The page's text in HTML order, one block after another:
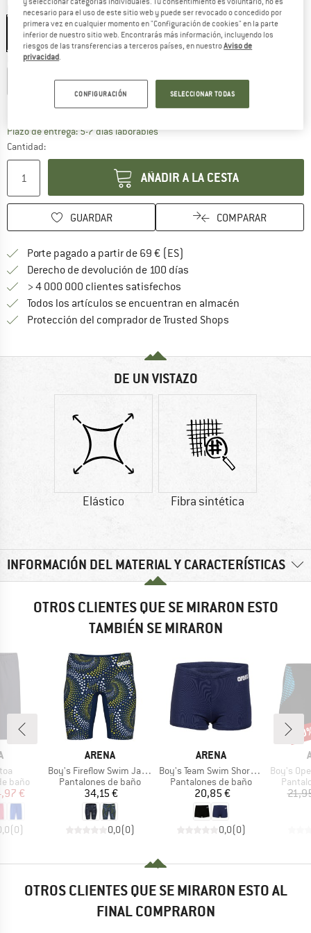
Color:Black / Turquoise
Elegir talla:
EU128 EU140 EU152 EU164
Guía de tallas
Plazo de entrega: 5-7 días laborablesEl enlace se abre en una ventana
Cantidad:
AÑADIR A LA CESTA
GUARDAR COMPARAR
Porte pagado a partir de 69 € (ES)
Derecho de devolución de 100 días
> 4 000 000 clientes satisfechos
Todos los artículos se encuentran en almacén
Protección del comprador de Trusted Shops
DE UN VISTAZO
Elástico Fibra sintética
INFORMACIÓN DEL MATERIAL Y CARACTERÍSTICAS
OTROS CLIENTES QUE SE MIRARON ESTO
TAMBIÉN SE MIRARON
baño
reducido
€
(0)
MARCA
ARENA
Artículo
Boy's Fireflow Swim Jammer
Product group
Pantalones de baño
Precio
34,15 €
0,0(0)
MARCA
ARENA
Artículo
Boy's Team Swim Short Solid
Product group
Pantalones de baño
Precio
20,85 €
0,0(0)
Artículo
Boy's
OTROS CLIENTES QUE SE MIRARON ESTO AL
FINAL COMPRARON
necesario para el uso de este sitio web y puede ser revocado o concedido por
primera vez en cualquier momento en "Configuración de cookies" en la parte
inferior de nuestro sitio web. Encontrarás más información, incluyendo los
riesgos de las transferencias a terceros países, en nuestroAviso de
privacidad.
CONFIGURACIÓN SELECCIONAR TODAS